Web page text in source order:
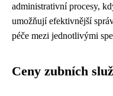
administrativní procesy,
umožňují efektivnější
péče mezi jednotlivými
Ceny zubních